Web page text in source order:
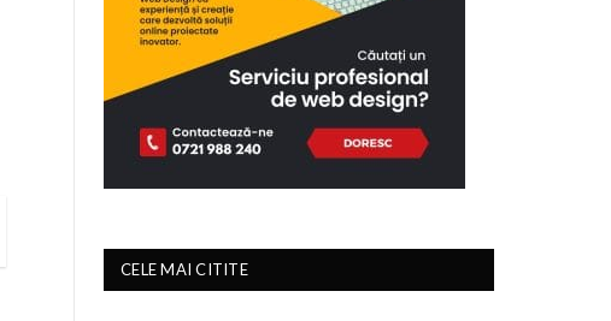
CELE MAI CITITE